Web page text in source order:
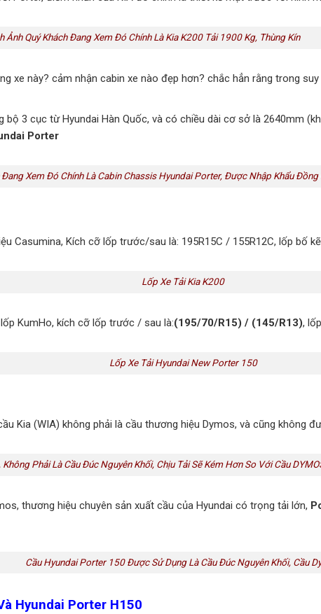
Ảnh Quý Khách Đang Xem Đó Chính Là Kia K200 Tải 1900 Kg, Thùng Kín
xe này? cảm nhận cabin xe nào đẹp hơn? chắc hẳn rằng trong
bộ 3 cục từ Hyundai Hàn Quốc, và có chiều dài cơ sở là 2640mm
Porter
Đang Xem Đó Chính Là Cabin Chassis Hyundai Porter, Được Nhập Khẩu
Casumina, Kích cỡ lốp trước/sau là: 195R15C / 155R12C, lốp bố
Lốp Xe Tải Kia K200
KumHo, kích cỡ lốp trước / sau là:(195/70/R15) / (145/R13),
Lốp Xe Tải Hyundai New Porter 150
Kia (WIA) không phải là cầu thương hiệu Dymos, và cũng không
Không Phải Là Cầu Đúc Nguyên Khối, Chịu Tải Sẽ Kém Hơn So Với Cầu
thương hiệu chuyên sản xuất cầu của Hyundai có trọng tải lớn,
Cầu Hyundai Porter 150 Được Sử Dụng Là Cầu Đúc Nguyên Khối, Cầu
Hyundai Porter H150